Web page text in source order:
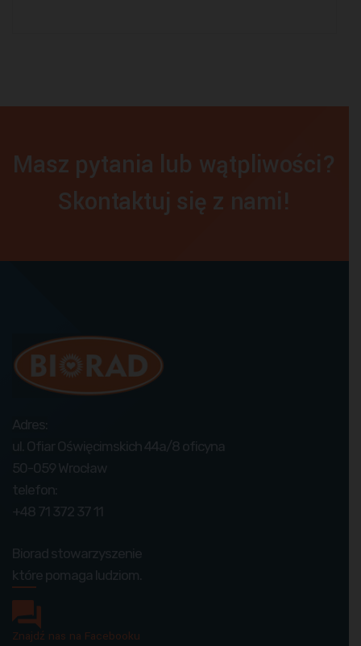
Masz pytania lub wątpliwości?
Skontaktuj się z nami!
Adres:
ul. Ofiar Oświęcimskich 44a/8 oficyna
50-059 Wrocław
telefon:
+48 71 372 37 11
Biorad stowarzyszenie
które pomaga ludziom.
Znajdź nas na Facebooku